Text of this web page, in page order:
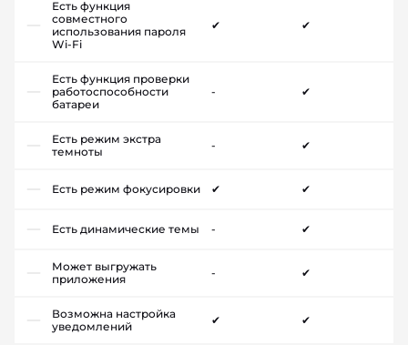
Есть функция
совместного
использования пароля
Wi-Fi
✔ ✔
Есть функция проверки
работоспособности
батареи
- ✔
Есть режим экстра
темноты
- ✔
Есть режим фокусировки ✔ ✔
Есть динамические темы - ✔
Может выгружать
приложения
- ✔
Возможна настройка
уведомлений
✔ ✔